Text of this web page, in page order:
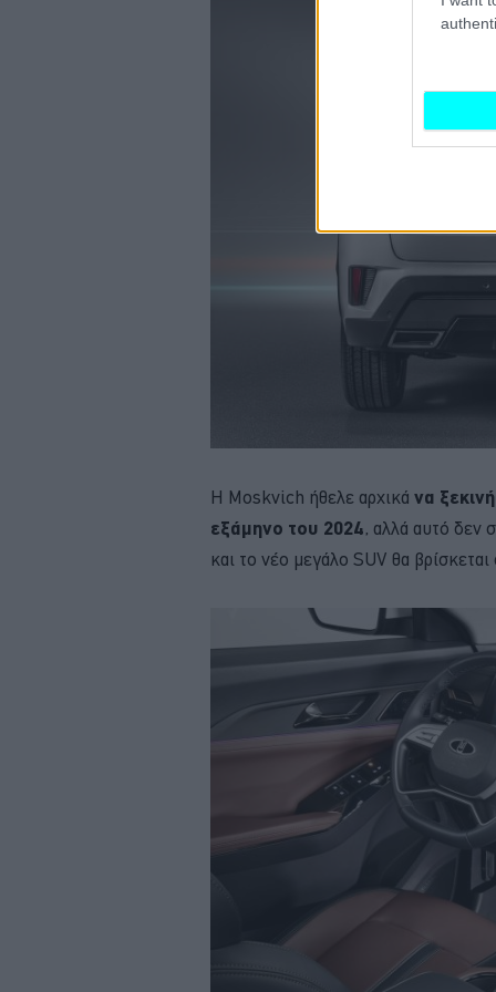
Η Moskvich ήθελε αρχικά να
εξάμηνο του 2024, αλλά αυτό δεν
και το νέο μεγάλο SUV θα βρίσκεται